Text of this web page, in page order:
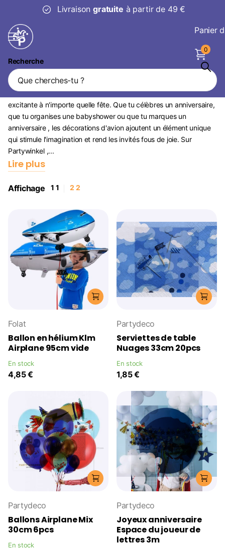
Livraisongratuite à partir de 49 €
Recherche
Panier
0
Décoration d'avion
Les décorations d'avion apportent une atmosphère aérienne et
excitante à n'importe quelle fête. Que tu célèbres un anniversaire,
que tu organises une babyshower ou que tu marques un
anniversaire , les décorations d'avion ajoutent un élément unique
qui stimule l'imagination et rend les invités fous de joie. Sur
Partywinkel ,...
Lire plus
Affichage 1 1 2 2
Folat
Ballon en hélium Klm
Airplane 95cm vide
En stock
4,85 €
Partydeco
Serviettes de table
Nuages 33cm 20pcs
En stock
1,85 €
Partydeco
Ballons Airplane Mix
30cm 6pcs
En stock
Partydeco
Joyeux anniversaire
Espace du joueur de
lettres 3m